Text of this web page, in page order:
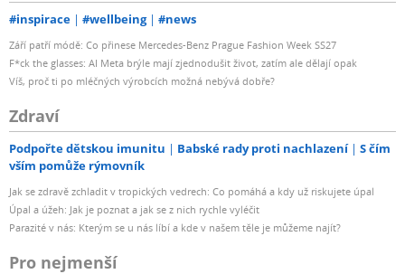
#inspirace #wellbeing #news
Září patří módě: Co přinese Mercedes-Benz Prague Fashion Week SS27
F*ck the glasses: AI Meta brýle mají zjednodušit život, zatím ale dělají opak
Víš, proč ti po mléčných výrobcích možná nebývá dobře?
Zdraví
Podpořte dětskou imunitu Babské rady proti nachlazení
S čím
vším pomůže rýmovník
Jak se zdravě zchladit v tropických vedrech: Co pomáhá a kdy už riskujete úpal
Úpal a úžeh: Jak je poznat a jak se z nich rychle vyléčit
Parazité v nás: Kterým se u nás líbí a kde v našem těle je můžeme najít?
Pro nejmenší